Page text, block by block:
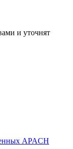
и уточнят
APACH